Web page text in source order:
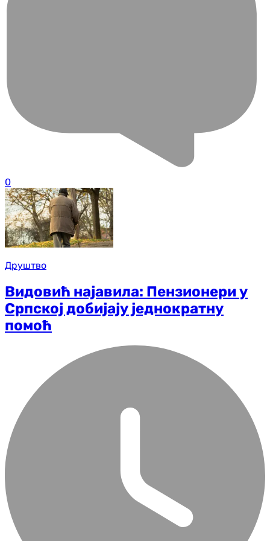
0
Друштво
Видовић најавила: Пензионери у
Српској добијају једнократну
помоћ